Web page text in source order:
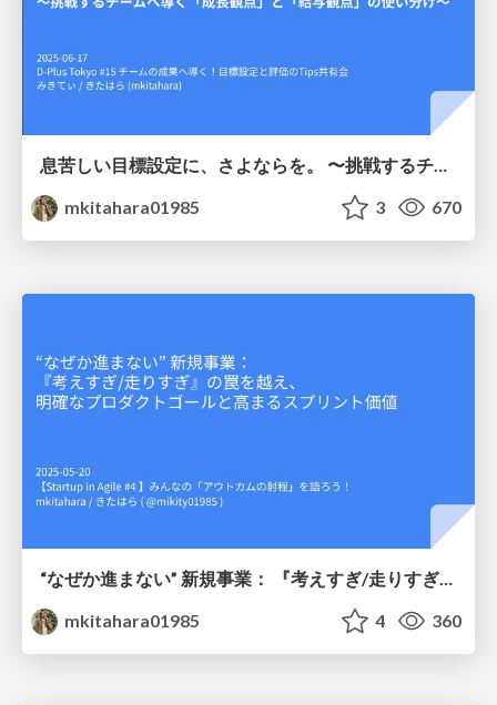
息苦しい目標設定に、さよならを。 〜挑戦するチームへ導く「成長観点」と「給与観点」の使い分け〜
mkitahara01985
3 670
mkitahara01985
4 360